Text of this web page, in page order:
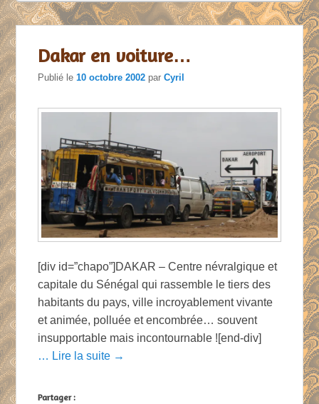
Dakar en voiture…
Publié le10 octobre 2002 parCyril
[div id=”chapo”]DAKAR – Centre névralgique et
capitale du Sénégal qui rassemble le tiers des
habitants du pays, ville incroyablement vivante
et animée, polluée et encombrée… souvent
insupportable mais incontournable ![end-div]
… Lire la suite →
Partager :